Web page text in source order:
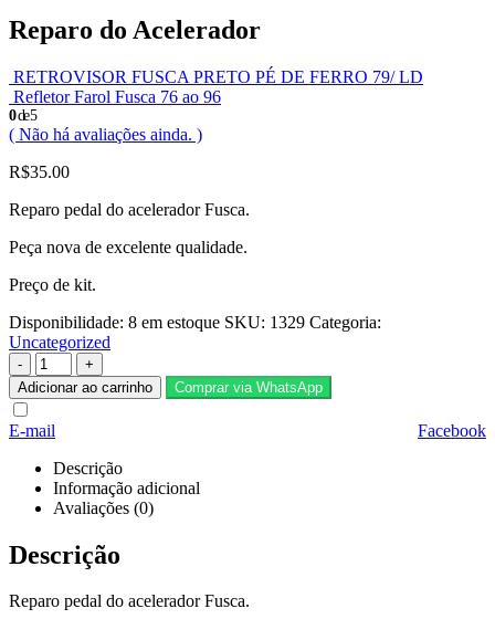
Reparo do Acelerador
RETROVISOR FUSCA PRETO PÉ DE FERRO 79/ LD
Refletor Farol Fusca 76 ao 96
0de 5
( Não há avaliações ainda. )
R$35.00
Reparo pedal do acelerador Fusca.
Peça nova de excelente qualidade.
Preço de kit.
Disponibilidade: 8 em estoque SKU: 1329 Categoria:
Uncategorized
-
+
Adicionar ao carrinho
Comprar via WhatsApp
Facebook
E-mail
Descrição
Informação adicional
Avaliações (0)
Descrição
Reparo pedal do acelerador Fusca.